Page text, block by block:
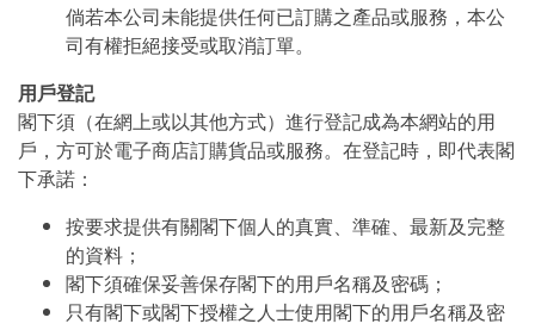
倘若本公司未能提供任何已訂購之產品或服務，本公
司有權拒絕接受或取消訂單。
用戶登記
閣下須（在網上或以其他方式）進行登記成為本網站的用
戶，方可於電子商店訂購貨品或服務。在登記時，即代表閣
下承諾：
按要求提供有關閣下個人的真實、準確、最新及完整
的資料；
閣下須確保妥善保存閣下的用戶名稱及密碼；
只有閣下或閣下授權之人士使用閣下的用戶名稱及密